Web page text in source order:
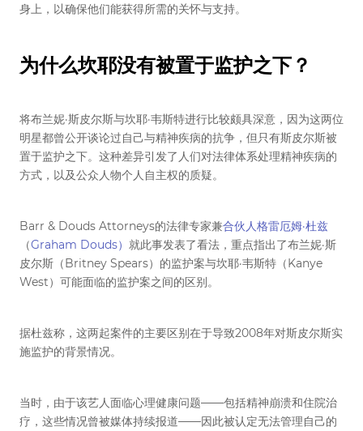
身上，以确保他们能获得所需的关怀与支持。
为什么坎耶没有被置于监护之下？
将布兰妮·斯皮尔斯与坎耶·韦斯特进行比较颇具深意，因为这两位
明星都曾公开谈论过自己与精神疾病的抗争，但只有斯皮尔斯被
置于监护之下。这种差异引发了人们对法律体系处理精神疾病的
方式，以及公众人物个人自主权的质疑。
Barr & Douds Attorneys的法律专家兼合伙人格雷厄姆·杜兹
（Graham Douds） 就此事发表了看法，重点指出了布兰妮·斯
皮尔斯（Britney Spears）的监护案与坎耶·韦斯特（Kanye
West）可能面临的监护案之间的区别。
据杜兹称，这两起案件的主要区别在于导致2008年对斯皮尔斯实
施监护的背景情况。
当时，由于该艺人面临心理健康问题——包括精神崩溃和住院治
疗，这些情况曾被媒体持续报道——因此被认定无法管理自己的